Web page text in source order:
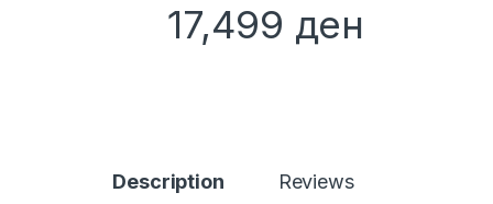
17,499 ден
Description Reviews